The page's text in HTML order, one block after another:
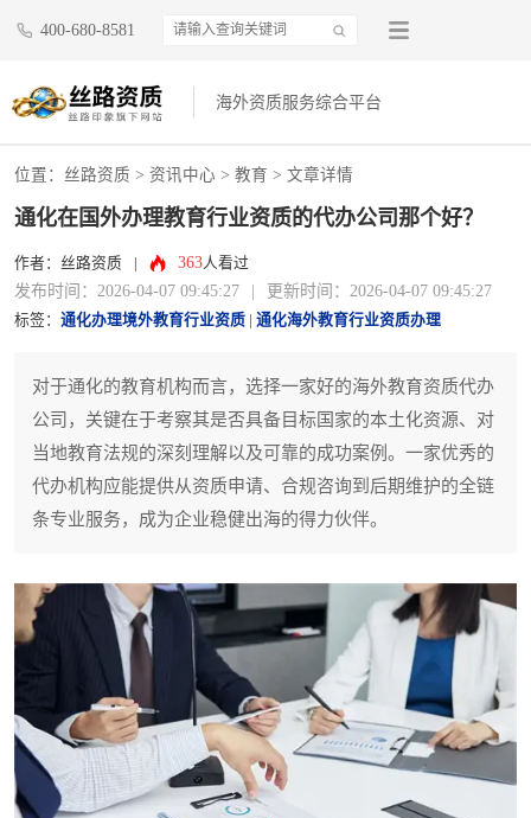
400-680-8581
海外资质服务综合平台
位置： 丝路资质 > 资讯中心 > 教育 > 文章详情
通化在国外办理教育行业资质的代办公司那个好？
作者：丝路资质 363人看过
发布时间：2026-04-07 09:45:27 更新时间：2026-04-07 09:45:27
标签： 通化办理境外教育行业资质 通化海外教育行业资质办理
对于通化的教育机构而言，选择一家好的海外教育资质代办
公司，关键在于考察其是否具备目标国家的本土化资源、对
当地教育法规的深刻理解以及可靠的成功案例。一家优秀的
代办机构应能提供从资质申请、合规咨询到后期维护的全链
条专业服务，成为企业稳健出海的得力伙伴。